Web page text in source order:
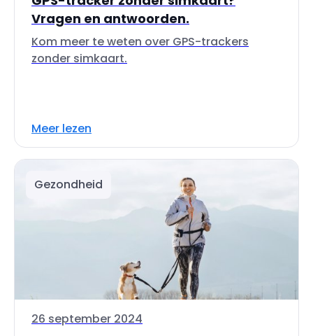
Vragen en antwoorden.
Kom meer te weten over GPS-trackers
zonder simkaart.
Meer lezen
Gezondheid
26 september 2024